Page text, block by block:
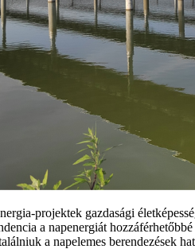
projektek gazdasági
a napenergiát
a napelemes berendezések